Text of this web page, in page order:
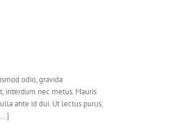
odio, gravida
interdum nec metus. Mauris
ante id dui. Ut lectus purus,